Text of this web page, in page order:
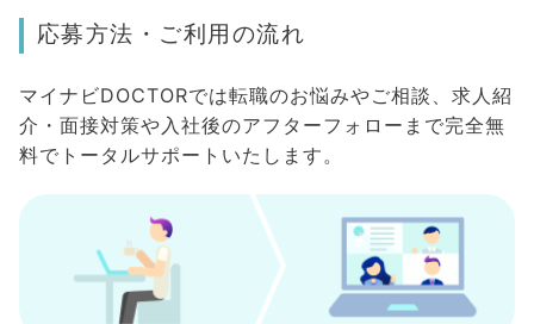
応募方法・ご利用の流れ
マイナビDOCTORでは転職のお悩みやご相談、求人紹
介・面接対策や入社後のアフターフォローまで完全無
料でトータルサポートいたします。